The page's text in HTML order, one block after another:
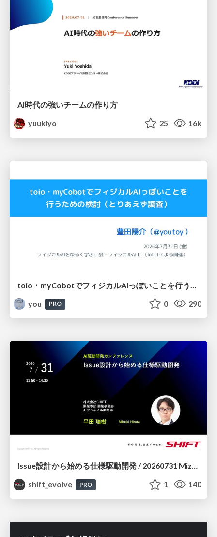
AI時代の強いチームの作り方
yuukiyo
25 16k
you
PRO 0 290
Issue設計から始める仕様駆動開発 / 20260731 Mizuki Hirata
shift_evolve
PRO 1 140